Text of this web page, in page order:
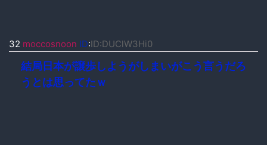
32 moccosnoon ID:ID:DUClW3Hi0
結局日本が譲歩しようがしまいがこう言うだろ
うとは思ってたｗ